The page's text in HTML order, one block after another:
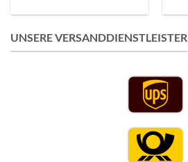
UNSERE VERSANDDIENSTLEISTER